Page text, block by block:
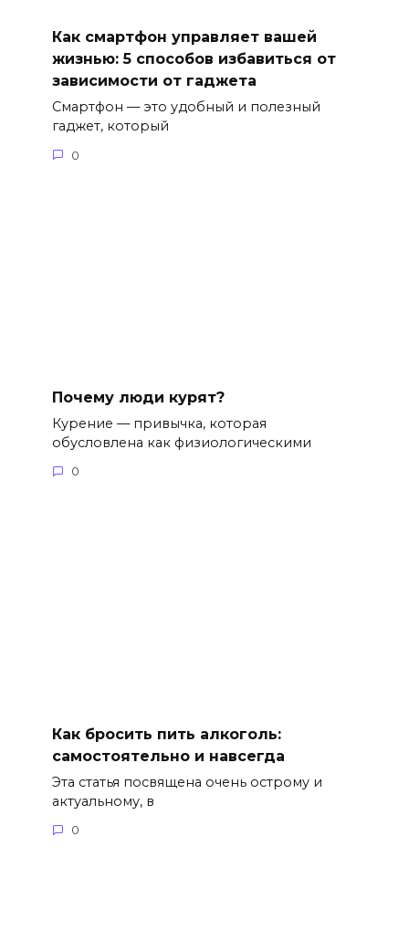
Как смартфон управляет вашей
жизнью: 5 способов избавиться от
зависимости от гаджета
Смартфон — это удобный и полезный
гаджет, который
0
Почему люди курят?
Курение — привычка, которая
обусловлена как физиологическими
0
Как бросить пить алкоголь:
самостоятельно и навсегда
Эта статья посвящена очень острому и
актуальному, в
0